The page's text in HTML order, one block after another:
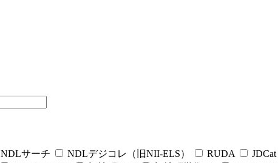
NDLサーチ NDLデジコレ（旧NII-ELS） RUDA JDCat